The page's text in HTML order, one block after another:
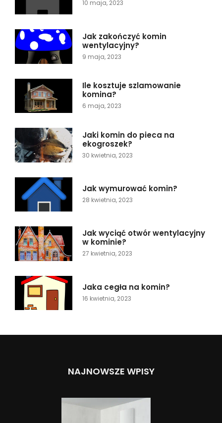
10 maja, 2023
Jak zakończyć komin
wentylacyjny?
9 maja, 2023
Ile kosztuje szlamowanie
komina?
6 maja, 2023
Jaki komin do pieca na
ekogroszek?
30 kwietnia, 2023
Jak wymurować komin?
28 kwietnia, 2023
Jak wyciąć otwór wentylacyjny
w kominie?
27 kwietnia, 2023
Jaka cegła na komin?
16 kwietnia, 2023
NAJNOWSZE WPISY